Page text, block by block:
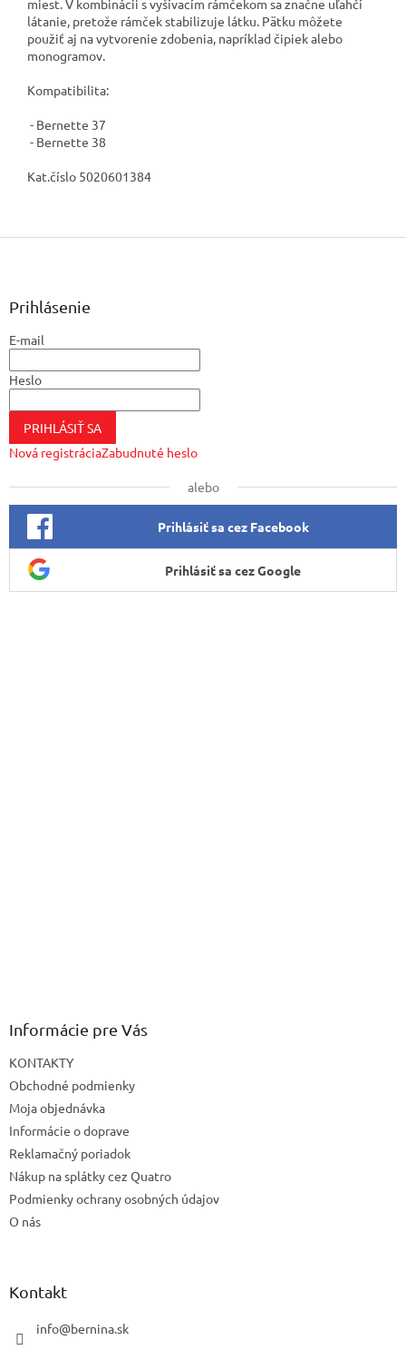
miest. V kombinácii s vyšívacím rámčekom sa značne uľahčí
látanie, pretože rámček stabilizuje látku. Pätku môžete
použiť aj na vytvorenie zdobenia, napríklad čipiek alebo
monogramov.
Kompatibilita:
- Bernette 37
- Bernette 38
Kat.číslo 5020601384
Z
Prihlásenie
E-mail
Heslo
PRIHLÁSIŤ SA
Nová registráciaZabudnuté heslo
alebo
Prihlásiť sa cez Facebook
Prihlásiť sa cez Google
Informácie pre Vás
KONTAKTY
Obchodné podmienky
Moja objednávka
Informácie o doprave
Reklamačný poriadok
Nákup na splátky cez Quatro
Podmienky ochrany osobných údajov
O nás
Kontakt
info@bernina.sk